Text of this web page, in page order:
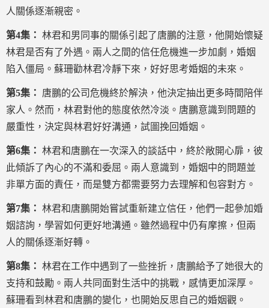
人關係逐漸親密。
第4集： 林君和男同事的關係引起了唐鵬的注意，他開始懷疑
林君是否有了外遇。兩人之間的信任危機進一步加劇，婚姻
陷入僵局。蘇珊勸林君冷靜下來，好好思考婚姻的未來。
第5集：
唐鵬的公司危機終於解決，他決定抽出更多時間陪伴
家人。然而，林君對他的態度依然冷淡。唐鵬意識到問題的
嚴重性，決定與林君好好溝通，試圖挽回婚姻。
第6集： 林君和唐鵬在一次深入的談話中，終於敞開心扉，彼
此傾訴了內心的不滿和委屈。兩人意識到，婚姻中的問題並
非單方面的責任，而是雙方都需要努力去理解和包容對方。
第7集： 林君和唐鵬開始嘗試重新建立信任，他們一起參加婚
姻諮詢，學習如何更好地溝通。雖然過程中仍有摩擦，但兩
人的關係逐漸好轉。
第8集： 林君在工作中遇到了一些挫折，唐鵬給予了她很大的
支持和鼓勵。兩人共同面對生活中的挑戰，感情更加深厚。
蘇珊看到林君和唐鵬的變化，也開始反思自己的婚姻觀。